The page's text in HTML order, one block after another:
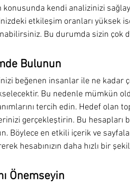
kendi analizinizi
etkileşim oranları yüksek
Bu durumda sizin çok
Bulunun
beğenen insanlar ile ne kadar
Bu nedenle mümkün
tercih edin. Hedef olan
gerçekleştirin. Bu hesapları
Böylece en etkili içerik ve
hesabınızın daha hızlı bir
Önemseyin